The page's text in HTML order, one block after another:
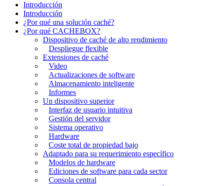
Introducción
Introducción
¿Por qué una solución caché?
¿Por qué CACHEBOX?
Dispositivo de caché de alto rendimiento
Despliegue flexible
Extensiones de caché
Video
Actualizaciones de software
Almacenamiento inteligente
Informes
Un dispositivo superior
Interfaz de usuario intuitiva
Gestión del servidor
Sistema operativo
Hardware
Coste total de propiedad bajo
Adaptado para su requerimiento específico
Modelos de hardware
Ediciones de software para cada sector
Consola central